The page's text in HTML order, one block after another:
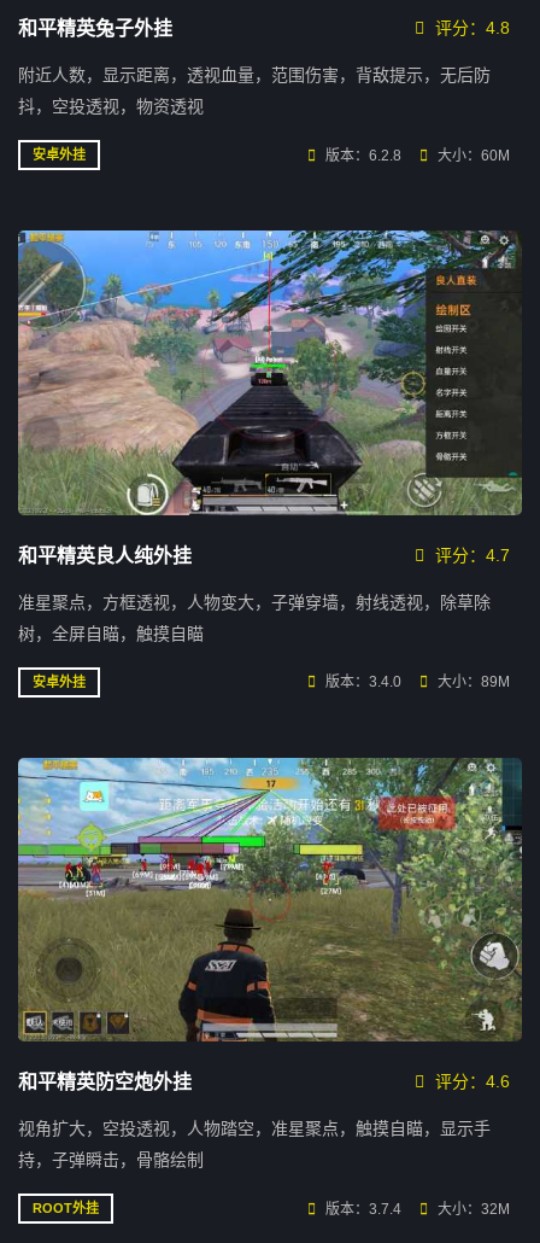
和平精英兔子外挂 评分：4.8
附近人数，显示距离，透视血量，范围伤害，背敌提示，无后防
抖，空投透视，物资透视
安卓外挂 版本：6.2.8 大小：60M
和平精英良人纯外挂 评分：4.7
准星聚点，方框透视，人物变大，子弹穿墙，射线透视，除草除
树，全屏自瞄，触摸自瞄
安卓外挂 版本：3.4.0 大小：89M
和平精英防空炮外挂 评分：4.6
视角扩大，空投透视，人物踏空，准星聚点，触摸自瞄，显示手
持，子弹瞬击，骨骼绘制
ROOT外挂 版本：3.7.4 大小：32M